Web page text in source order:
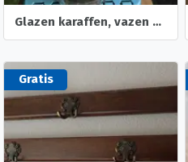
Glazen karaffen, vazen en fruitschaal
Gratis